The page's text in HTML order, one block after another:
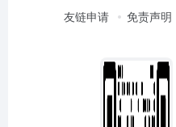
友链申请 免责声明